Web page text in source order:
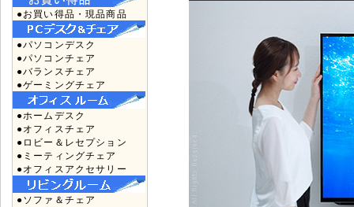
●お買い得品・現品商品
●パソコンデスク
●パソコンチェア
●バランスチェア
●ゲーミングチェア
●ホームデスク
●オフィスチェア
●ロビー＆レセプション
●ミーティングチェア
●オフィスアクセサリー
●ソファ＆チェア